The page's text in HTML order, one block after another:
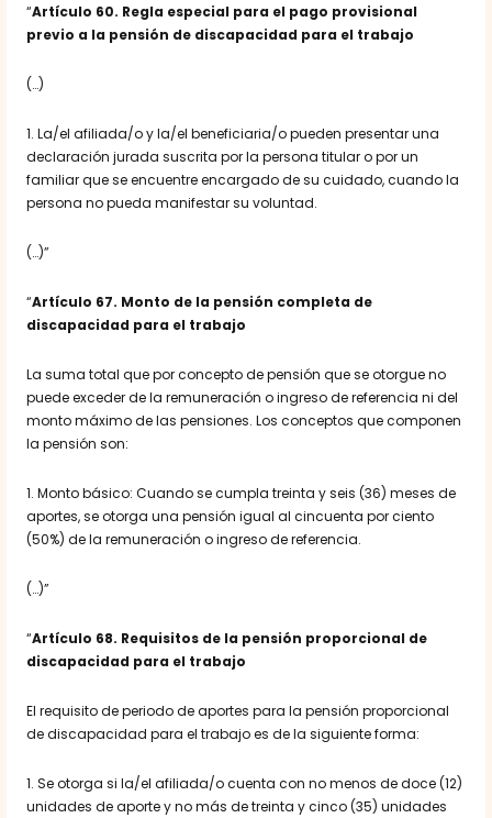
“Artículo 60. Regla especial para el pago provisional
previo a la pensión de discapacidad para el trabajo
(…)
1. La/el afiliada/o y la/el beneficiaria/o pueden presentar una
declaración jurada suscrita por la persona titular o por un
familiar que se encuentre encargado de su cuidado, cuando la
persona no pueda manifestar su voluntad.
(…)”
“Artículo 67. Monto de la pensión completa de
discapacidad para el trabajo
La suma total que por concepto de pensión que se otorgue no
puede exceder de la remuneración o ingreso de referencia ni del
monto máximo de las pensiones. Los conceptos que componen
la pensión son:
1. Monto básico: Cuando se cumpla treinta y seis (36) meses de
aportes, se otorga una pensión igual al cincuenta por ciento
(50%) de la remuneración o ingreso de referencia.
(…)”
“Artículo 68. Requisitos de la pensión proporcional de
discapacidad para el trabajo
El requisito de periodo de aportes para la pensión proporcional
de discapacidad para el trabajo es de la siguiente forma:
1. Se otorga si la/el afiliada/o cuenta con no menos de doce (12)
unidades de aporte y no más de treinta y cinco (35) unidades